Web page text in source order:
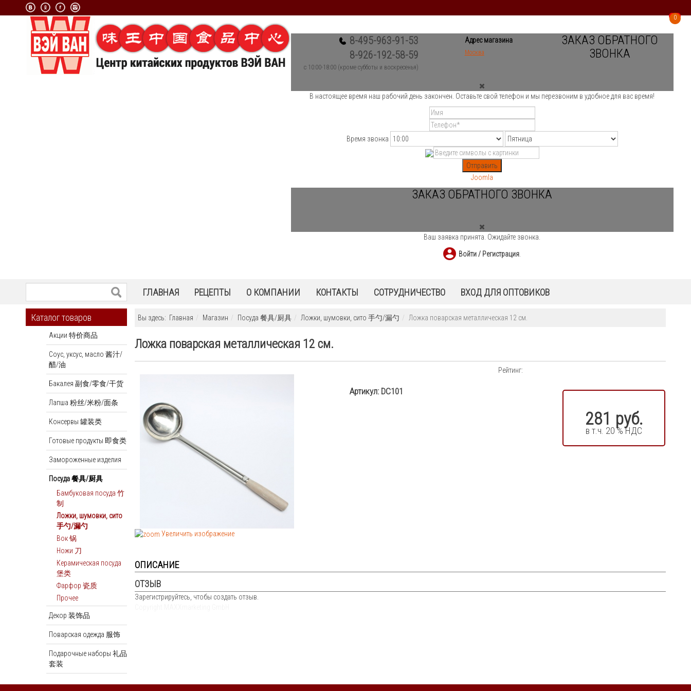
8-495-963-91-53
8-926-192-58-59
c 10:00-18:00 (кроме субботы и воскресенья)
Адрес магазина
Москва
ЗАКАЗ ОБРАТНОГО
ЗВОНКА
В настоящее время наш рабочий день закончен. Оставьте свой телефон и мы перезвоним в удобное для вас время!
Время звонка
Отправить
Joomla
ЗАКАЗ ОБРАТНОГО ЗВОНКА
Ваш заявка принята. Ожидайте звонка.
Войти / Регистрация
00
ГЛАВНАЯ РЕЦЕПТЫ О КОМПАНИИ КОНТАКТЫ СОТРУДНИЧЕСТВО ВХОД ДЛЯ ОПТОВИКОВ
Каталог товаров
Акции 特价商品
Соус, уксус, масло 酱汁/
醋/油
Бакалея 副食/零食/干货
Лапша 粉丝/米粉/面条
Консервы 罐装类
Готовые продукты 即食类
Замороженные изделия
Посуда 餐具/厨具
Бамбуковая посуда 竹
制
Ложки, шумовки, сито
手勺/漏勺
Вок 锅
Ножи 刀
Керамическая посуда
堡类
Фарфор 瓷质
Прочее
Декор 装饰品
Поварская одежда 服饰
Подарочные наборы 礼品
套装
Вы здесь: Главная Магазин Посуда 餐具/厨具 Ложки, шумовки, сито 手勺/漏勺 Ложка поварская металлическая 12 см.
Ложка поварская металлическая 12 см.
Увеличить изображение
Артикул: DC101
Рейтинг:
281 руб.
в т.ч. 20 % НДС
ОПИСАНИЕ
ОТЗЫВ
Зарегистрируйтесь, чтобы создать отзыв.